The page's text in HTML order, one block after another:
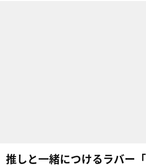
推しと一緒につけるラバー